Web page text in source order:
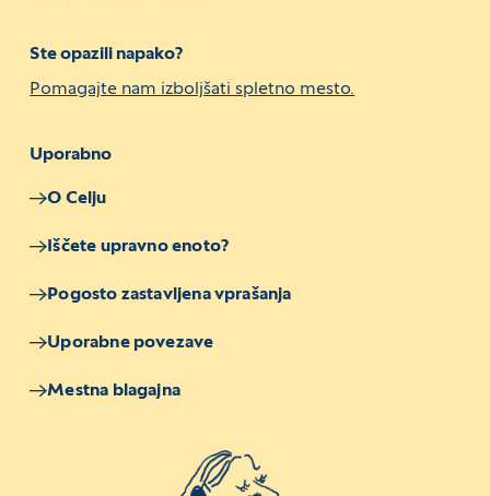
Ste opazili napako?
Pomagajte nam izboljšati spletno mesto.
Uporabno
O Celju
Iščete upravno enoto?
Pogosto zastavljena vprašanja
Uporabne povezave
Mestna blagajna